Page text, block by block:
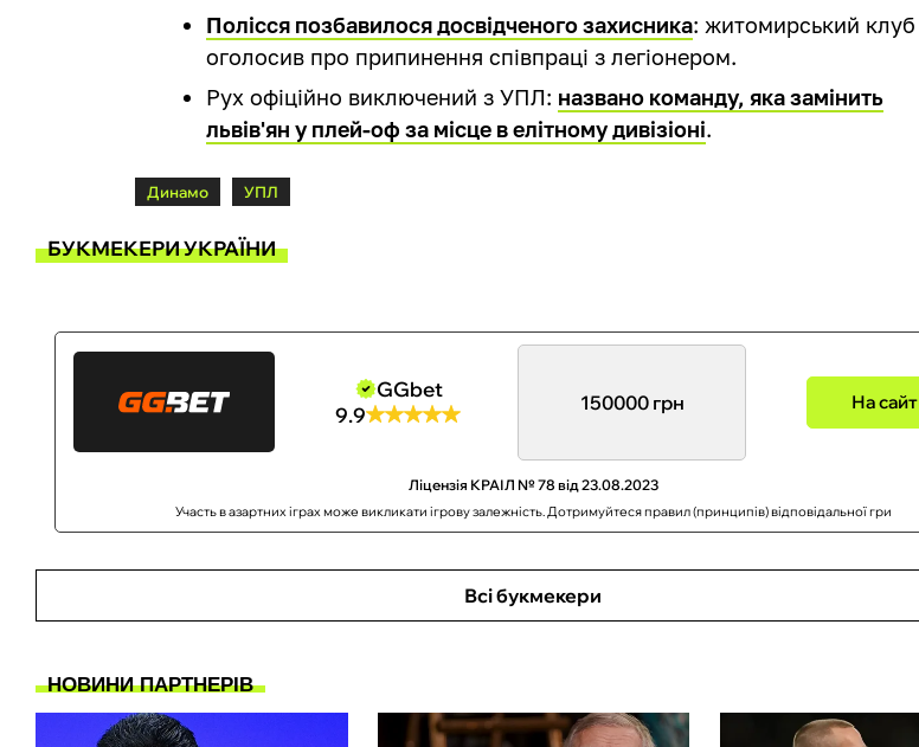
Полісся позбавилося досвідченого захисника: житомирський клуб
оголосив про припинення співпраці з легіонером.
Рух офіційно виключений з УПЛ: названо команду, яка замінить
львів'ян у плей-оф за місце в елітному дивізіоні.
Динамо УПЛ
БУКМЕКЕРИ УКРАЇНИ
GGbet
9.9
150000 грн На сайт
Ліцензія КРАІЛ № 78 від 23.08.2023
Участь в азартних іграх може викликати ігрову залежність. Дотримуйтеся правил (принципів) відповідальної гри
Всі букмекери